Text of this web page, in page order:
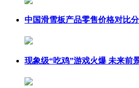
中国滑雪板产品零售价格对比
现象级“吃鸡”游戏火爆 未来前